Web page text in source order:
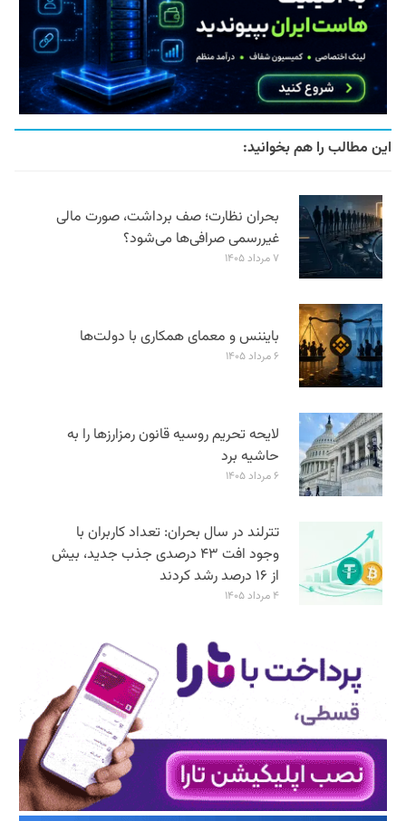
این مطالب را هم بخوانید:
بحران نظارت؛ صف برداشت، صورت مالی
غیررسمی صرافی‌ها می‌شود؟
۷ مرداد ۱۴۰۵
بایننس و معمای همکاری با دولت‌ها
۶ مرداد ۱۴۰۵
لایحه تحریم روسیه قانون رمزارزها را به
حاشیه برد
۶ مرداد ۱۴۰۵
تترلند در سال بحران: تعداد کاربران با
وجود افت ۴۳ درصدی جذب جدید، بیش
از ۱۶ درصد رشد کردند
۴ مرداد ۱۴۰۵